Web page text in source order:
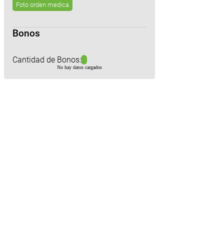
Foto orden medica
Bonos
Cantidad de Bonos:
No hay datos cargados